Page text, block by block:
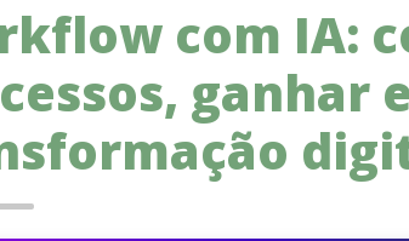
com IA:
ganhar